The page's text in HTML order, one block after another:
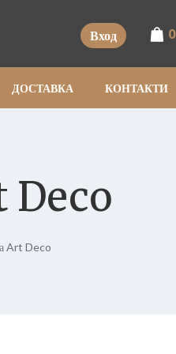
Вход 0
ДОСТАВКА КОНТАКТИ
Art Deco